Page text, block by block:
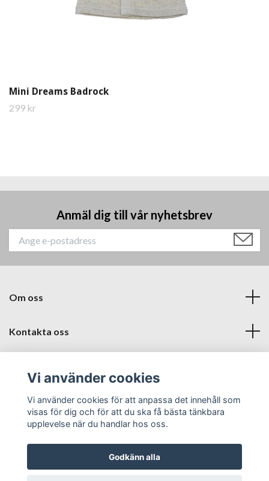
Mini Dreams Badrock
299 kr
Anmäl dig till vår nyhetsbrev
Om oss
Kontakta oss
Sociala medier
Vi använder cookies
Vi använder cookies för att anpassa det innehåll som
visas för dig och för att du ska få bästa tänkbara
upplevelse när du handlar hos oss.
Godkänn alla